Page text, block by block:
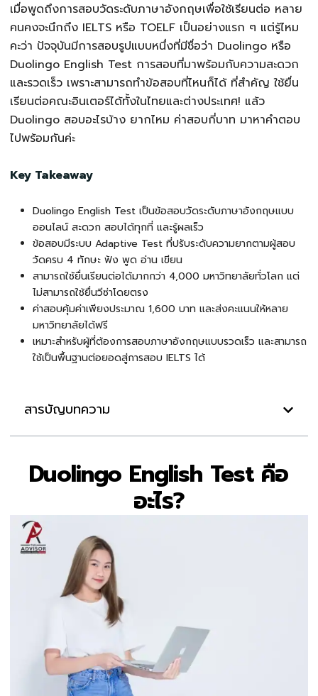
เมื่อพูดถึงการสอบวัดระดับภาษาอังกฤษเพื่อใช้เรียนต่อ หลาย
คนคงจะนึกถึง IELTS หรือ TOELF เป็นอย่างแรก ๆ แต่รู้ไหม
คะว่า ปัจจุบันมีการสอบรูปแบบหนึ่งที่มีชื่อว่า Duolingo หรือ
Duolingo English Test การสอบที่มาพร้อมกับความสะดวก
และรวดเร็ว เพราะสามารถทำข้อสอบที่ไหนก็ได้ ที่สำคัญ ใช้ยื่น
เรียนต่อคณะอินเตอร์ได้ทั้งในไทยและต่างประเทศ! แล้ว
Duolingo สอบอะไรบ้าง ยากไหม ค่าสอบกี่บาท มาหาคำตอบ
ไปพร้อมกันค่ะ
Key Takeaway
Duolingo English Test เป็นข้อสอบวัดระดับภาษาอังกฤษแบบ
ออนไลน์ สะดวก สอบได้ทุกที่ และรู้ผลเร็ว
ข้อสอบมีระบบ Adaptive Test ที่ปรับระดับความยากตามผู้สอบ
วัดครบ 4 ทักษะ ฟัง พูด อ่าน เขียน
สามารถใช้ยื่นเรียนต่อได้มากกว่า 4,000 มหาวิทยาลัยทั่วโลก แต่
ไม่สามารถใช้ยื่นวีซ่าโดยตรง
ค่าสอบคุ้มค่าเพียงประมาณ 1,600 บาท และส่งคะแนนให้หลาย
มหาวิทยาลัยได้ฟรี
เหมาะสำหรับผู้ที่ต้องการสอบภาษาอังกฤษแบบรวดเร็ว และสามารถ
ใช้เป็นพื้นฐานต่อยอดสู่การสอบ IELTS ได้
สารบัญบทความ
Duolingo English Test คือ
อะไร?